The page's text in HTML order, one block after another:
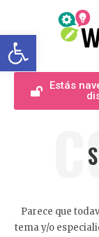
Abrir
Estás
Parece que
tema y/o